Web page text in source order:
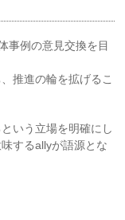
事例の意見交換を目
推進の輪を拡げるこ
いう立場を明確にし
するallyが語源とな